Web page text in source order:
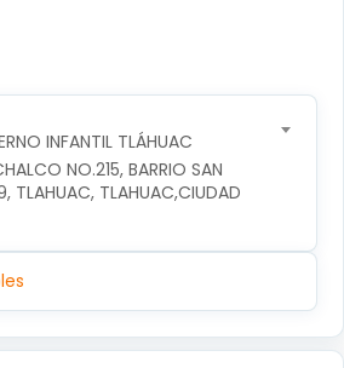
INFANTIL TLÁHUAC
NO.215, BARRIO SAN
TLAHUAC, TLAHUAC,CIUDAD